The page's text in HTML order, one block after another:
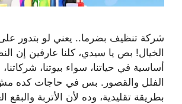
شركة تنظيف بضرما.. يعني لو بتدور
الخيال! بص يا سيدي، كلنا عارفين إن
أساسية في حياتنا، سواء بيوتنا،
الفلل والقصور. بس في حاجات كده
بطريقة تقليدية، وده لأن الأتربة والبقع